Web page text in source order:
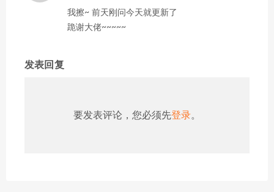
我擦~ 前天刚问今天就更新了
跪谢大佬~~~~~
发表回复
要发表评论，您必须先登录。